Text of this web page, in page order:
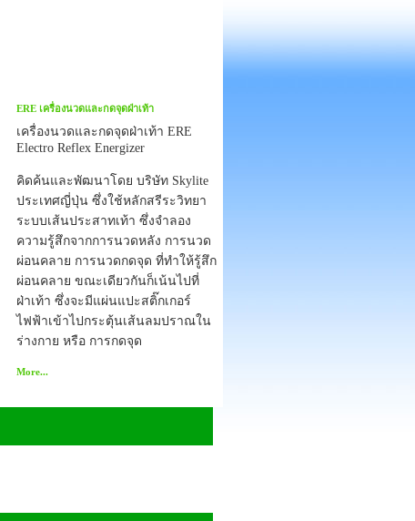
ERE เครื่องนวดและกดจุดฝ่าเท้า
เครื่องนวดและกดจุดฝ่าเท้า ERE
Electro Reflex Energizer
คิดค้นและพัฒนาโดย บริษัท Skylite
ประเทศญี่ปุ่น ซึ่งใช้หลักสรีระวิทยา
ระบบเส้นประสาทเท้า ซึ่งจำลอง
ความรู้สึกจากการนวดหลัง การนวด
ผ่อนคลาย การนวดกดจุด ที่ทำให้รู้สึก
ผ่อนคลาย ขณะเดียวกันก็เน้นไปที่
ฝ่าเท้า ซึ่งจะมีแผ่นแปะสติ๊กเกอร์
ไฟฟ้าเข้าไปกระตุ้นเส้นลมปราณใน
ร่างกาย หรือ การกดจุด
More...